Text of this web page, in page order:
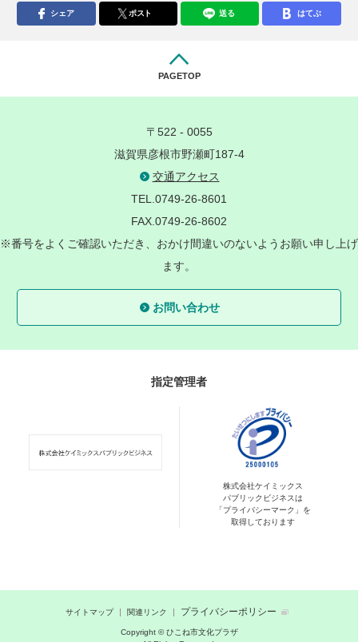
シェア ポスト 送る はてぶ
PAGETOP
〒522 - 0055
滋賀県彦根市野瀬町187-4
交通アクセス
TEL.0749-26-8601
FAX.0749-26-8602
※番号をよくご確認いただき、おかけ間違いのないようお願い申し上げ
ます。
お問い合わせ
指定管理者
株式会社ケイミックス
パブリックビジネスは
「プライバシーマーク」を
取得しております
サイトマップ 関連リンク プライバシーポリシー
Copyright © ひこね市文化プラザ